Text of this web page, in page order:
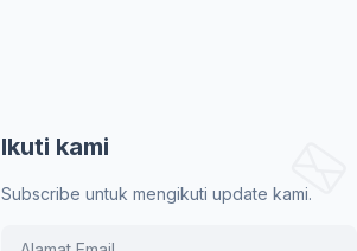
Ikuti kami
Subscribe untuk mengikuti update kami.